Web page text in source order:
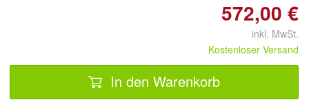
572,00 €
inkl. MwSt.
Kostenloser Versand
In den Warenkorb